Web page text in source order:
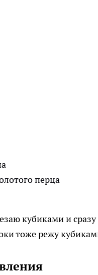
перца
кубиками и
тоже режу